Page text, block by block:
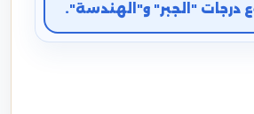
"الجبر" و"الهندسة".